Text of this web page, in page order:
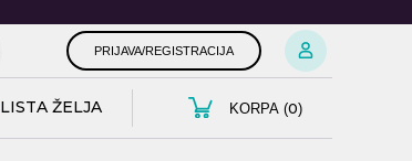
PRIJAVA/REGISTRACIJA
LISTA ŽELJA KORPA (0)